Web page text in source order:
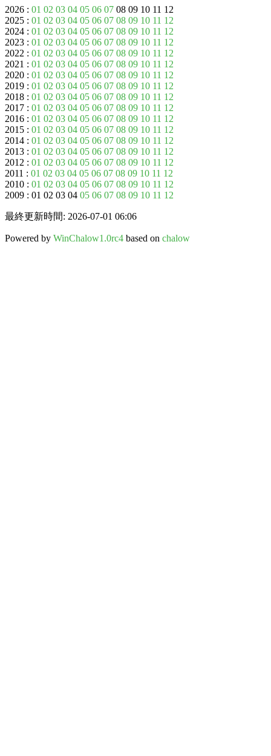
2026 : 01 02 03 04 05 06 07 08 09 10 11 12
2025 : 01 02 03 04 05 06 07 08 09 10 11 12
2024 : 01 02 03 04 05 06 07 08 09 10 11 12
2023 : 01 02 03 04 05 06 07 08 09 10 11 12
2022 : 01 02 03 04 05 06 07 08 09 10 11 12
2021 : 01 02 03 04 05 06 07 08 09 10 11 12
2020 : 01 02 03 04 05 06 07 08 09 10 11 12
2019 : 01 02 03 04 05 06 07 08 09 10 11 12
2018 : 01 02 03 04 05 06 07 08 09 10 11 12
2017 : 01 02 03 04 05 06 07 08 09 10 11 12
2016 : 01 02 03 04 05 06 07 08 09 10 11 12
2015 : 01 02 03 04 05 06 07 08 09 10 11 12
2014 : 01 02 03 04 05 06 07 08 09 10 11 12
2013 : 01 02 03 04 05 06 07 08 09 10 11 12
2012 : 01 02 03 04 05 06 07 08 09 10 11 12
2011 : 01 02 03 04 05 06 07 08 09 10 11 12
2010 : 01 02 03 04 05 06 07 08 09 10 11 12
2009 : 01 02 03 04 05 06 07 08 09 10 11 12
最終更新時間: 2026-07-01 06:06
Powered by WinChalow1.0rc4 based on chalow